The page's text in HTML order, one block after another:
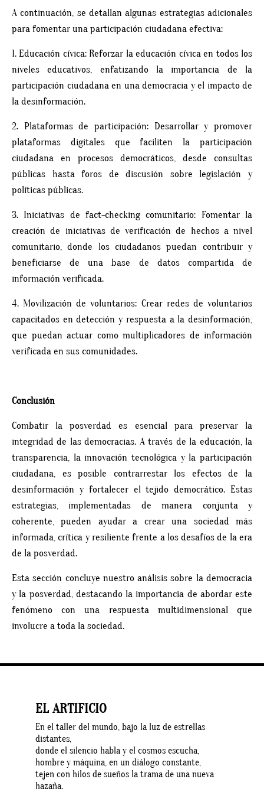
A continuación, se detallan algunas estrategias adicionales
para fomentar una participación ciudadana efectiva:
1. Educación cívica: Reforzar la educación cívica en todos los
niveles educativos, enfatizando la importancia de la
participación ciudadana en una democracia y el impacto de
la desinformación.
2. Plataformas de participación: Desarrollar y promover
plataformas digitales que faciliten la participación
ciudadana en procesos democráticos, desde consultas
públicas hasta foros de discusión sobre legislación y
políticas públicas.
3. Iniciativas de fact-checking comunitario: Fomentar la
creación de iniciativas de verificación de hechos a nivel
comunitario, donde los ciudadanos puedan contribuir y
beneficiarse de una base de datos compartida de
información verificada.
4. Movilización de voluntarios: Crear redes de voluntarios
capacitados en detección y respuesta a la desinformación,
que puedan actuar como multiplicadores de información
verificada en sus comunidades.
Conclusión
Combatir la posverdad es esencial para preservar la
integridad de las democracias. A través de la educación, la
transparencia, la innovación tecnológica y la participación
ciudadana, es posible contrarrestar los efectos de la
desinformación y fortalecer el tejido democrático. Estas
estrategias, implementadas de manera conjunta y
coherente, pueden ayudar a crear una sociedad más
informada, crítica y resiliente frente a los desafíos de la era
de la posverdad.
Esta sección concluye nuestro análisis sobre la democracia
y la posverdad, destacando la importancia de abordar este
fenómeno con una respuesta multidimensional que
involucre a toda la sociedad.
EL ARTIFICIO
En el taller del mundo, bajo la luz de estrellas
distantes,
donde el silencio habla y el cosmos escucha,
hombre y máquina, en un diálogo constante,
tejen con hilos de sueños la trama de una nueva
hazaña.